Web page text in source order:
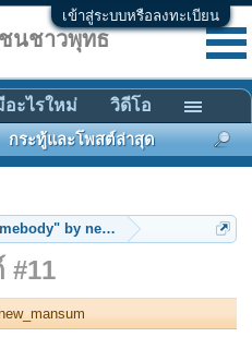
เข้าสู่ระบบหรือลงทะเบียน
by new_mansum
#11
นชาวพุทธ
กระทู้และโพสต์ล่าสุด
อะไรใหม่ วิดีโอ